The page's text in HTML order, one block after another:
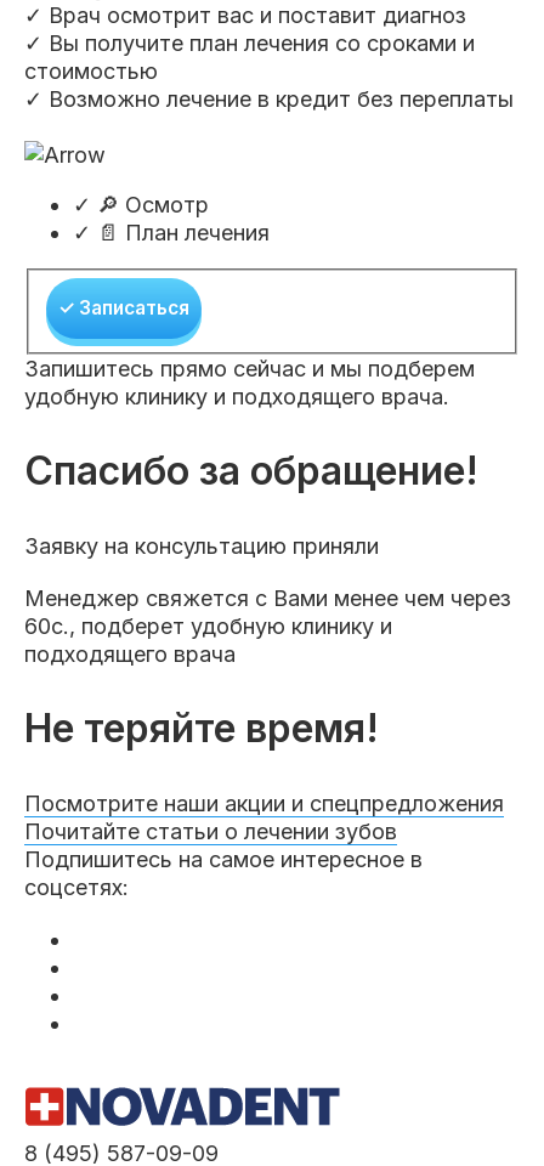
✓ Врач осмотрит вас и поставит диагноз
✓ Вы получите план лечения со сроками и
стоимостью
✓ Возможно лечение в кредит без переплаты
✓ 🔎 Осмотр
✓ 📄 План лечения
✓ Записаться
Запишитесь прямо сейчас и мы подберем
удобную клинику и подходящего врача.
Спасибо за обращение!
Заявку на консультацию приняли
Менеджер свяжется с Вами менее чем через
60с., подберет удобную клинику и
подходящего врача
Не теряйте время!
Посмотрите наши акции и спецпредложения
Почитайте статьи о лечении зубов
Подпишитесь на самое интересное в
соцсетях:
8 (495) 587-09-09